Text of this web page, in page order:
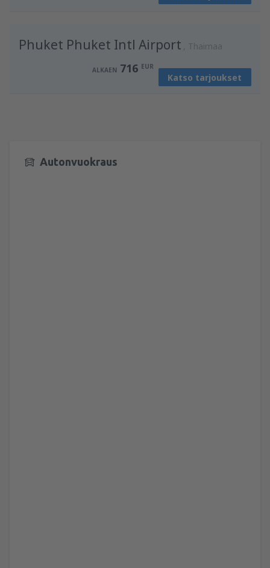
Phuket Phuket Intl Airport Thaimaa
ALKAEN 716 EUR
Katso tarjoukset
Autonvuokraus